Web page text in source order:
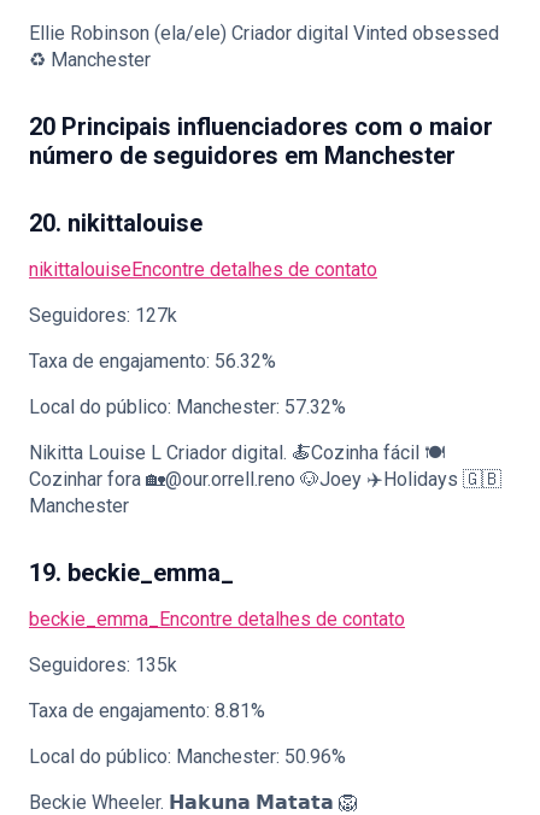
Ellie Robinson (ela/ele) Criador digital Vinted obsessed
♻️ Manchester
20 Principais influenciadores com o maior
número de seguidores em Manchester
20. nikittalouise
nikittalouiseEncontre detalhes de contato
Seguidores: 127k
Taxa de engajamento: 56.32%
Local do público: Manchester: 57.32%
Nikitta Louise L Criador digital. 🍝Cozinha fácil 🍽
Cozinhar fora 🏡@our.orrell.reno 🐶Joey ✈️Holidays 🇬🇧
Manchester
19. beckie_emma_
beckie_emma_ Encontre detalhes de contato
Seguidores: 135k
Taxa de engajamento: 8.81%
Local do público: Manchester: 50.96%
Beckie Wheeler. 𝗛𝗮𝗸𝘂𝗻𝗮 𝗠𝗮𝘁𝗮𝘁𝗮 🦁